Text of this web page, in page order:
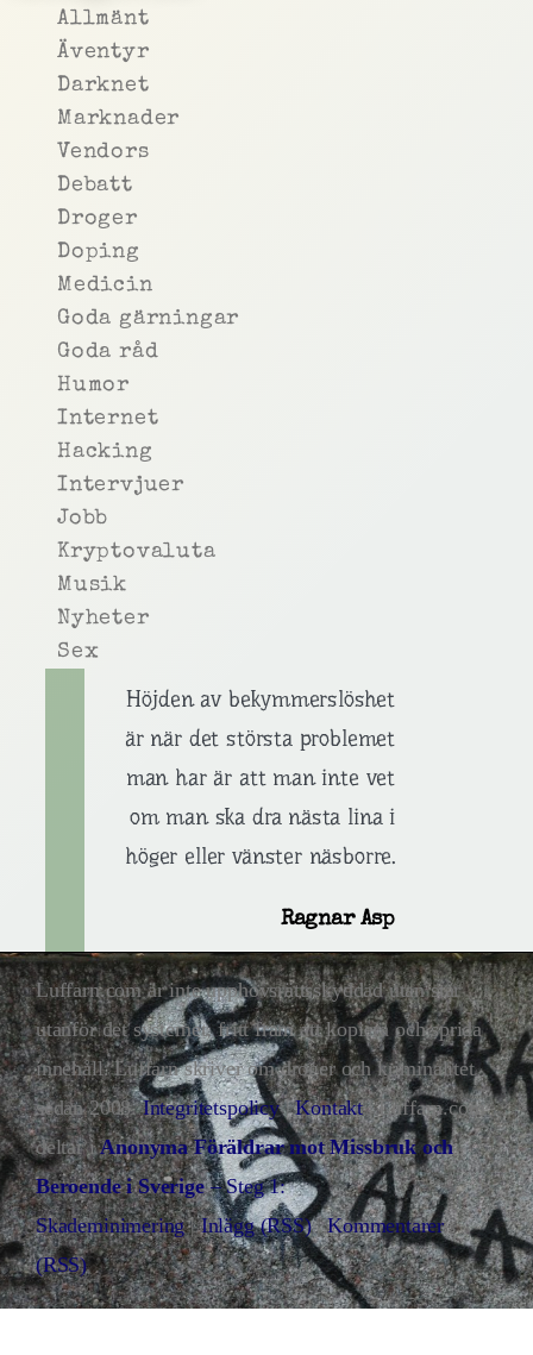
Allmänt
Äventyr
Darknet
Marknader
Vendors
Debatt
Droger
Doping
Medicin
Goda gärningar
Goda råd
Humor
Internet
Hacking
Intervjuer
Jobb
Kryptovaluta
Musik
Nyheter
Sex
Höjden av bekymmerslöshet
är när det största problemet
man har är att man inte vet
om man ska dra nästa lina i
höger eller vänster näsborre.
Ragnar Asp
Luffarn.com är inte upphovsrättsskyddad utan står
utanför det systemet, fritt fram att kopiera och sprida
innehåll. Luffarn skriver om droger och kriminalitet
sedan 2008.Integritetspolicy|Kontakt| Luffarn.com
deltar iAnonyma Föräldrar mot Missbruk och
Beroende i Sverige– Steg 1:
Skademinimering|Inlägg (RSS)|Kommentarer
(RSS)